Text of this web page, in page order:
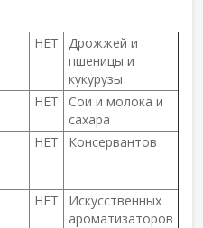
НЕТ
Дрожжей и
пшеницы и
кукурузы
НЕТ
Сои и молока и
сахара
НЕТ Консервантов
НЕТ
Искусственных
ароматизаторов